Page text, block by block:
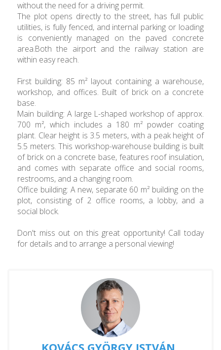
without the need for a driving permit.
The plot opens directly to the street, has full public
utilities, is fully fenced, and internal parking or loading
is conveniently managed on the paved concrete
area.Both the airport and the railway station are
within easy reach.
First building: 85 m² layout containing a warehouse,
workshop, and offices. Built of brick on a concrete
base.
Main building: A large L-shaped workshop of approx.
700 m², which includes a 180 m² powder coating
plant. Clear height is 3.5 meters, with a peak height of
5.5 meters. This workshop-warehouse building is built
of brick on a concrete base, features roof insulation,
and comes with separate office and social rooms,
restrooms, and a changing room.
Office building: A new, separate 60 m² building on the
plot, consisting of 2 office rooms, a lobby, and a
social block.
Don't miss out on this great opportunity! Call today
for details and to arrange a personal viewing!
KOVÁCS GYÖRGY ISTVÁN